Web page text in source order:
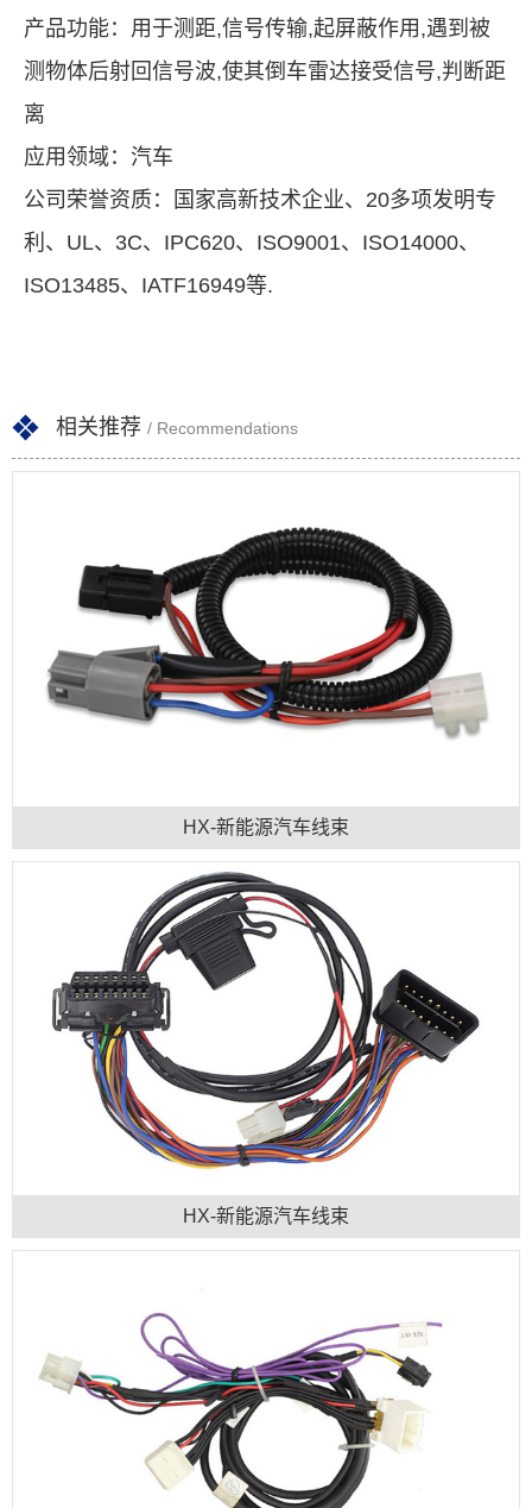
产品功能：用于测距,信号传输,起屏蔽作用,遇到被
测物体后射回信号波,使其倒车雷达接受信号,判断距
离
应用领域：汽车
公司荣誉资质：国家高新技术企业、20多项发明专
利、UL、3C、IPC620、ISO9001、ISO14000、
ISO13485、IATF16949等.
相关推荐 / Recommendations
HX-新能源汽车线束
HX-新能源汽车线束